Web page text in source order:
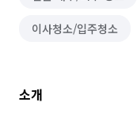
이사청소/입주청소
소개